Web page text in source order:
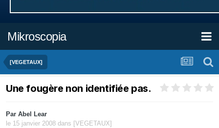
Mikroscopia
[VEGETAUX]
Une fougère non identifiée pas.
Par Abel Lear
le 15 janvier 2008 dans [VEGETAUX]